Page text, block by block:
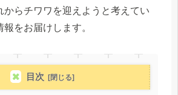
からチワワを迎えようと考えてい
をお届けします。
目次